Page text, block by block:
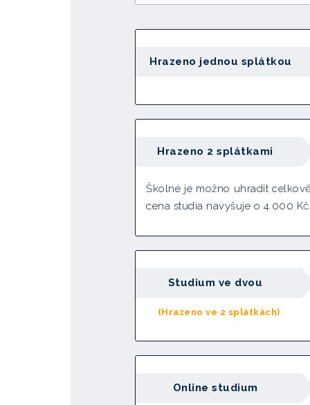
Hrazeno jednou splátkou
Hrazeno 2 splátkami
Školné je možno uhradit
cena studia navyšuje o 4.000
Studium ve dvou
(Hrazeno ve 2 splátkách)
Online studium